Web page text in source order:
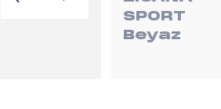
SPORT
Beyaz